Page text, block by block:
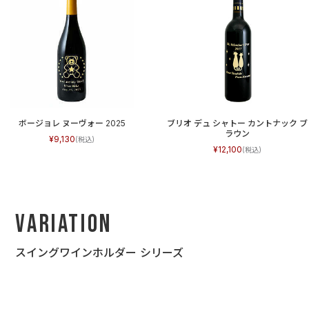
ボージョレ ヌーヴォー 2025
9,130
ブリオ デュ シャトー カントナック ブ
ラウン
12,100
Variation
スイングワインホルダー シリーズ